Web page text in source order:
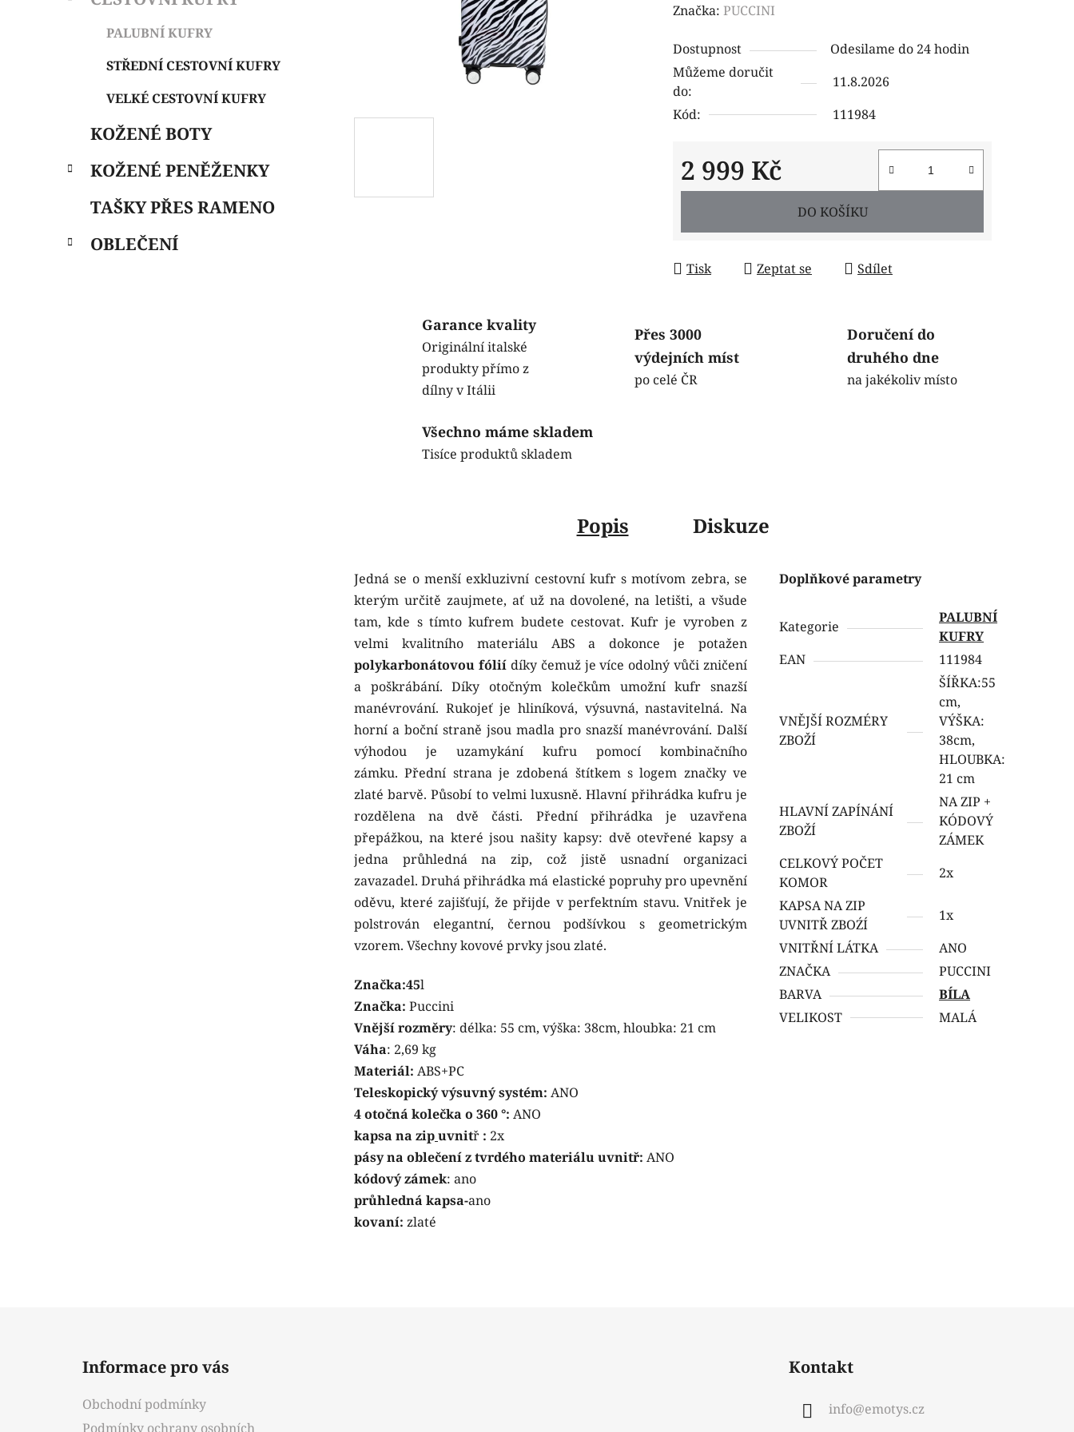
PALUBNÍ KUFRY
STŘEDNÍ CESTOVNÍ KUFRY
VELKÉ CESTOVNÍ KUFRY
KOŽENÉ BOTY
KOŽENÉ PENĚŽENKY
TAŠKY PŘES RAMENO
OBLEČENÍ
hodnocení
je
0,0
z
5
Značka: PUCCINI
Dostupnost
Odesilame do 24 hodin
Můžeme doručit
do:
11.8.2026
Kód:
111984
2 999 Kč
Měrná cena:
DO KOŠÍKU
Tisk Zeptat se Sdílet
Garance kvality
Originální italské
produkty přímo z
dílny v Itálii
Přes 3000
výdejních míst
po celé ČR
Doručení do
druhého dne
na jakékoliv místo
Všechno máme skladem
Tisíce produktů skladem
Popis Diskuze
Jedná se o menší exkluzivní cestovní kufr s motívom zebra, se
kterým určitě zaujmete, ať už na dovolené, na letišti, a všude
tam, kde s tímto kufrem budete cestovat. Kufr je vyroben z
velmi kvalitního materiálu ABS a dokonce je potažen
polykarbonátovou fóliídíky čemuž je více odolný vůči zničení
a poškrábání. Díky otočným kolečkům umožní kufr snazší
manévrování. Rukojeť je hliníková, výsuvná, nastavitelná. Na
horní a boční straně jsou madla pro snazší manévrování. Další
výhodou je uzamykání kufru pomocí kombinačního
zámku. Přední strana je zdobená štítkem s logem značky ve
zlaté barvě. Působí to velmi luxusně. Hlavní přihrádka kufru je
rozdělena na dvě části. Přední přihrádka je uzavřena
přepážkou, na které jsou našity kapsy: dvě otevřené kapsy a
jedna průhledná na zip, což jistě usnadní organizaci
zavazadel. Druhá přihrádka má elastické popruhy pro upevnění
oděvu, které zajišťují, že přijde v perfektním stavu. Vnitřek je
polstrován elegantní, černou podšívkou s geometrickým
vzorem. Všechny kovové prvky jsou zlaté.
Značka:45l
Značka: Puccini
Vnější rozměry: délka: 55 cm, výška: 38cm, hloubka: 21 cm
Váha: 2,69 kg
Materiál: ABS+PC
Teleskopický výsuvný systém: ANO
4 otočná kolečka o 360 °: ANO
kapsa na zipuvnitř : 2x
pásy na oblečení z tvrdého materiálu uvnitř: ANO
kódový zámek: ano
průhledná kapsa-ano
kovaní: zlaté
Doplňkové parametry
Kategorie
PALUBNÍ
KUFRY
EAN
111984
VNĚJŠÍ ROZMÉRY
ZBOŽÍ
ŠÍŘKA:55
cm,
VÝŠKA:
38cm,
HLOUBKA:
21 cm
HLAVNÍ ZAPÍNÁNÍ
ZBOŽÍ
NA ZIP +
KÓDOVÝ
ZÁMEK
CELKOVÝ POČET
KOMOR
2x
KAPSA NA ZIP
UVNITŘ ZBOŹÍ
1x
VNITŘNÍ LÁTKA
ANO
ZNAČKA
PUCCINI
BARVA
BÍLA
VELIKOST
MALÁ
Informace pro vás
Obchodní podmínky
Podmínky ochrany osobních
Kontakt
info@emotys.cz